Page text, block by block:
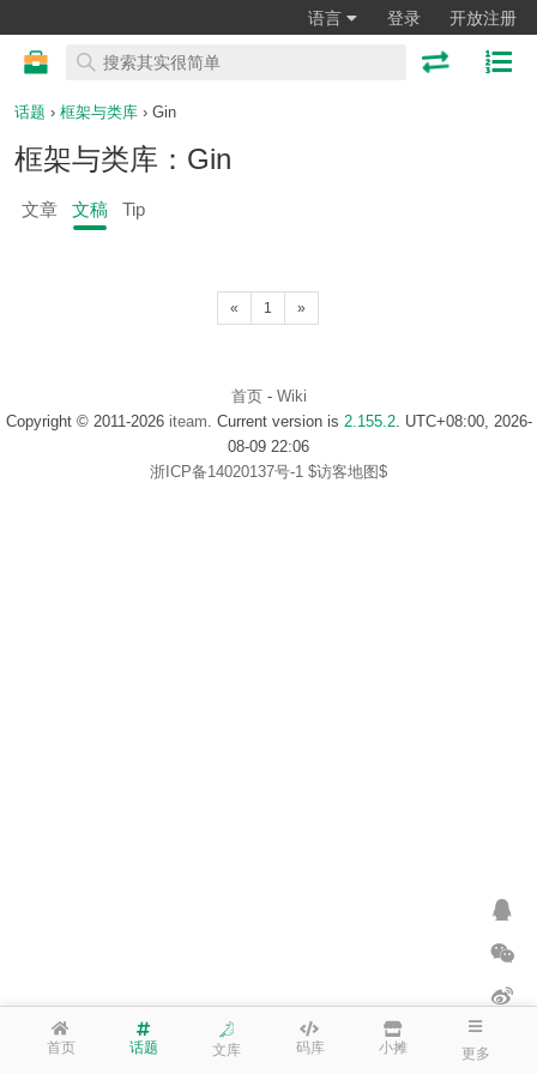
语言 登录 开放注册
首页 话题 文库 码库 小摊 更多
话题 › 框架与类库 › Gin
框架与类库：Gin
文章 文稿 Tip
« 1 »
首页- Wiki
Copyright © 2011-2026 iteam . Current version is 2.155.2. UTC+08:00, 2026-
08-09 22:06
浙ICP备14020137号-1 $访客地图$